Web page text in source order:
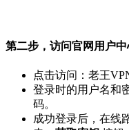
第二步，访问官网用户中
点击访问：老王
登录时的用户名和
码。
成功登录后，在线